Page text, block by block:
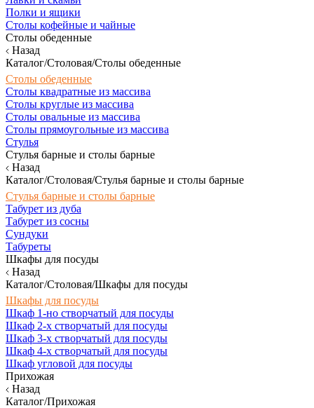
Полки и ящики
Столы кофейные и чайные
Столы обеденные
Назад
Каталог/Столовая/Столы обеденные
Столы обеденные
Столы квадратные из массива
Столы круглые из массива
Столы овальные из массива
Столы прямоугольные из массива
Стулья
Стулья барные и столы барные
Назад
Каталог/Столовая/Стулья барные и столы барные
Стулья барные и столы барные
Табурет из дуба
Табурет из сосны
Сундуки
Табуреты
Шкафы для посуды
Назад
Каталог/Столовая/Шкафы для посуды
Шкафы для посуды
Шкаф 1-но створчатый для посуды
Шкаф 2-х створчатый для посуды
Шкаф 3-х створчатый для посуды
Шкаф 4-х створчатый для посуды
Шкаф угловой для посуды
Прихожая
Назад
Каталог/Прихожая